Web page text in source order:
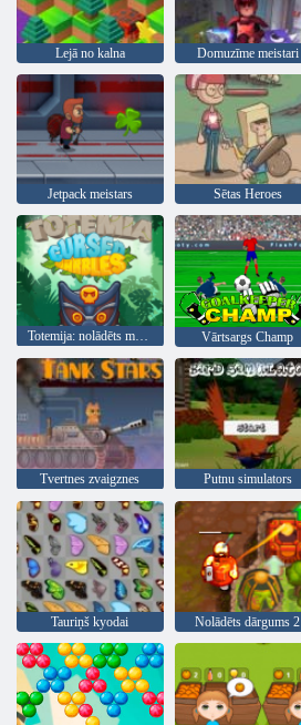
Lejā no kalna Domuzīme meistari
Jetpack meistars Sētas Heroes
Totemija: nolādēts marmors Vārtsargs Champ
Tvertnes zvaigznes Putnu simulators
Tauriņš kyodai Nolādēts dārgums 2